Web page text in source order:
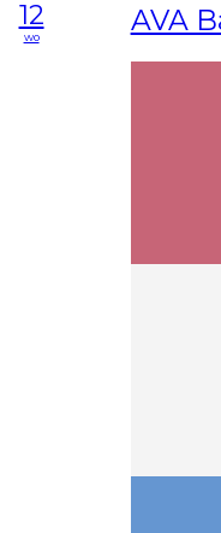
12
wo AVA